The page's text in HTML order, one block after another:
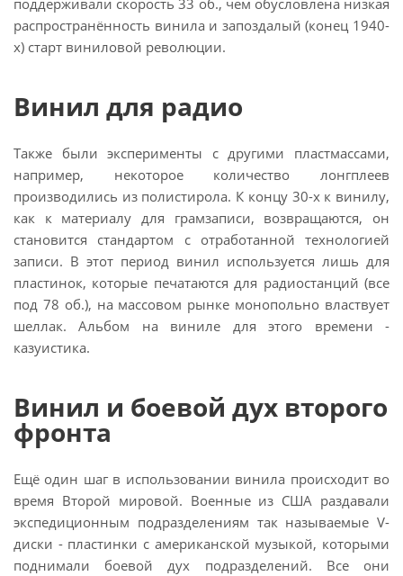
поддерживали скорость 33 об., чем обусловлена низкая
распространённость винила и запоздалый (конец 1940-
х) старт виниловой революции.
Винил для радио
Также были эксперименты с другими пластмассами,
например, некоторое количество лонгплеев
производились из полистирола. К концу 30-х к винилу,
как к материалу для грамзаписи, возвращаются, он
становится стандартом с отработанной технологией
записи. В этот период винил используется лишь для
пластинок, которые печатаются для радиостанций (все
под 78 об.), на массовом рынке монопольно властвует
шеллак. Альбом на виниле для этого времени -
казуистика.
Винил и боевой дух второго
фронта
Ещё один шаг в использовании винила происходит во
время Второй мировой. Военные из США раздавали
экспедиционным подразделениям так называемые V-
диски - пластинки с американской музыкой, которыми
поднимали боевой дух подразделений. Все они